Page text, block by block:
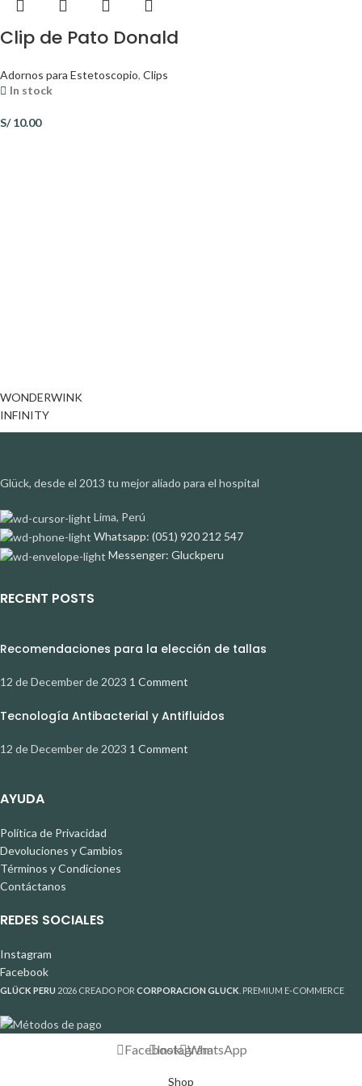
Clip de Pato Donald
Adornos para Estetoscopio, Clips
In stock
S/10.00
WONDERWINK
INFINITY
Glück, desde el 2013 tu mejor aliado para el hospital
Lima, Perú
Whatsapp: (051) 920 212 547
Messenger: Gluckperu
RECENT POSTS
Recomendaciones para la elección de tallas
12 de December de 2023 1 Comment
Tecnología Antibacterial y Antifluidos
12 de December de 2023 1 Comment
AYUDA
Política de Privacidad
Devoluciones y Cambios
Términos y Condiciones
Contáctanos
REDES SOCIALES
Instagram
Facebook
GLÜCK PERU 2026 CREADO POR CORPORACION GLUCK . PREMIUM E-COMMERCE
FacebookInstagramWhatsApp
Shop